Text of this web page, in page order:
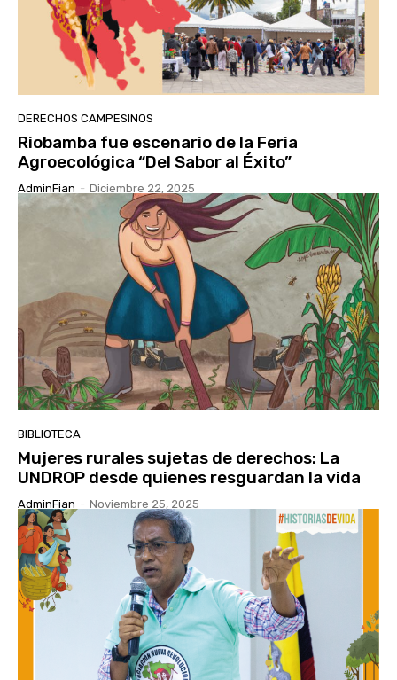
DERECHOS CAMPESINOS
Riobamba fue escenario de la Feria
Agroecológica “Del Sabor al Éxito”
AdminFian - Diciembre 22, 2025
BIBLIOTECA
Mujeres rurales sujetas de derechos: La
UNDROP desde quienes resguardan la vida
AdminFian - Noviembre 25, 2025